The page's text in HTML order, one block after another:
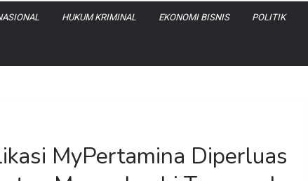
HUKUM KRIMINAL EKONOMI BISNIS POLITIK
MyPertamina Diperluas